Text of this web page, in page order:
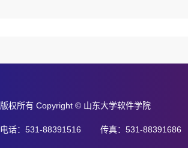
版权所有 Copyright © 山东大学软件学院
电话：531-88391516 传真：531-88391686